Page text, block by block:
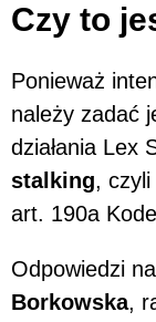
Czy to
Ponieważ
należy zadać
działania Lex
stalking,
art. 190a
Odpowiedzi
Borkowska,